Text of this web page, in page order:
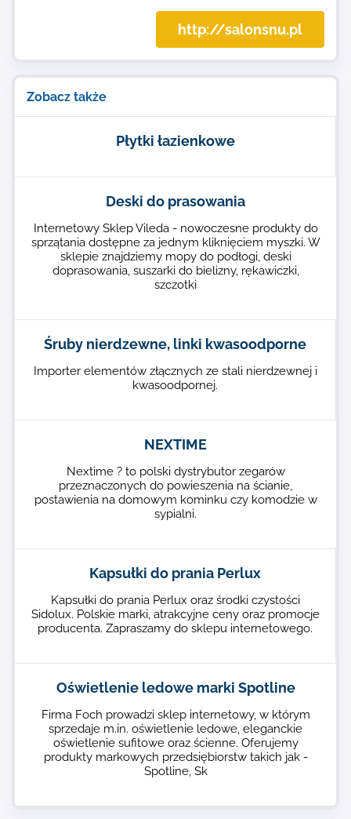
http://salonsnu.pl
Zobacz także
Płytki łazienkowe
Deski do prasowania
Internetowy Sklep Vileda - nowoczesne produkty do
sprzątania dostępne za jednym kliknięciem myszki. W
sklepie znajdziemy mopy do podłogi, deski
doprasowania, suszarki do bielizny, rękawiczki,
szczotki
Śruby nierdzewne, linki kwasoodporne
Importer elementów złącznych ze stali nierdzewnej i
kwasoodpornej.
NEXTIME
Nextime ? to polski dystrybutor zegarów
przeznaczonych do powieszenia na ścianie,
postawienia na domowym kominku czy komodzie w
sypialni.
Kapsułki do prania Perlux
Kapsułki do prania Perlux oraz środki czystości
Sidolux. Polskie marki, atrakcyjne ceny oraz promocje
producenta. Zapraszamy do sklepu internetowego.
Oświetlenie ledowe marki Spotline
Firma Foch prowadzi sklep internetowy, w którym
sprzedaje m.in. oświetlenie ledowe, eleganckie
oświetlenie sufitowe oraz ścienne. Oferujemy
produkty markowych przedsiębiorstw takich jak -
Spotline, Sk